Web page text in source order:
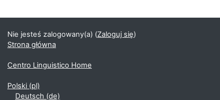
Bloki uzupełniające
Nie jesteś zalogowany(a) (Zaloguj się)
Strona główna
Centro Linguistico Home
Polski ‎(pl)‎
Deutsch ‎(de)‎